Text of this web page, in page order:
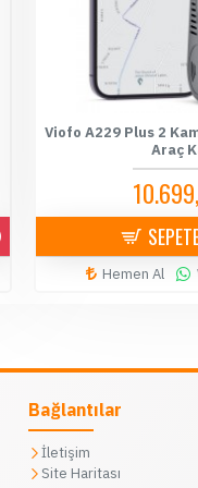
Viofo A229 Plus 2
Araç
Hemen Al
Bağlantılar
İletişim
Site Haritası